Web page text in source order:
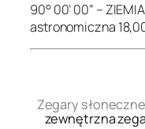
90° 00’ 00” –
astronomiczna
Zegary
zewnętrzna